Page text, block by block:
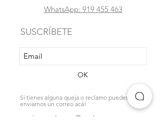
WhatsApp: 919 455 463
SUSCRÍBETE
OK
Si tienes alguna queja o reclamo puedes
enviarnos un correo acá!
quejasyreclamos@poshpe.com